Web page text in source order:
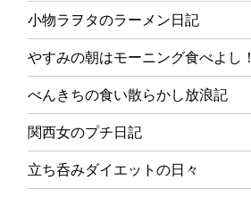
小物ラヲタのラーメン日記
やすみの朝はモーニング食べよし！
べんきちの食い散らかし放浪記
関西女のプチ日記
立ち呑みダイエットの日々